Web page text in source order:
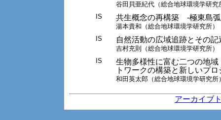
谷田貝亜紀代（総合地球環境学研究
IS
共生概念の再構築 -極東島
湯本貴和（総合地球環境学研究所）
IS
自然活動の広域追跡とその記
吉村充則（総合地球環境学研究所）
IS
生物多様性に富む二つの地
トワークの構築と新しいプ
和田英太郎（総合地球環境学研究所
アーカイブ